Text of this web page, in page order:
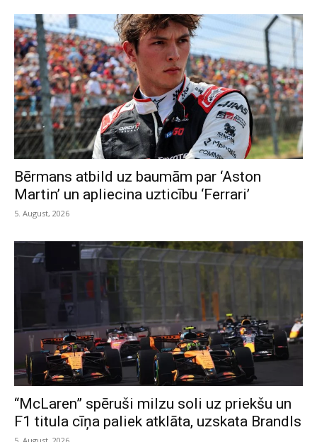
Bērmans atbild uz baumām par ‘Aston
Martin’ un apliecina uzticību ‘Ferrari’
5. August, 2026
“McLaren” spēruši milzu soli uz priekšu un
F1 titula cīņa paliek atklāta, uzskata Brandls